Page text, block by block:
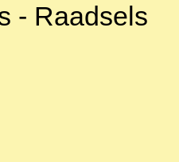
- Raadsels